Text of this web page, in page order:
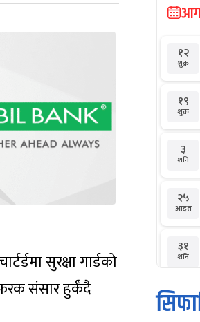
सुरक्षा गार्डको
संसार हुर्कँदै
१२
शुक्र
१९
शुक्र
३
शनि
२५
आइत
३१
शनि
१
आइत